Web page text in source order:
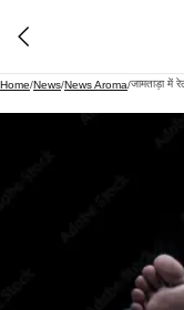
Home/News/News Aroma/